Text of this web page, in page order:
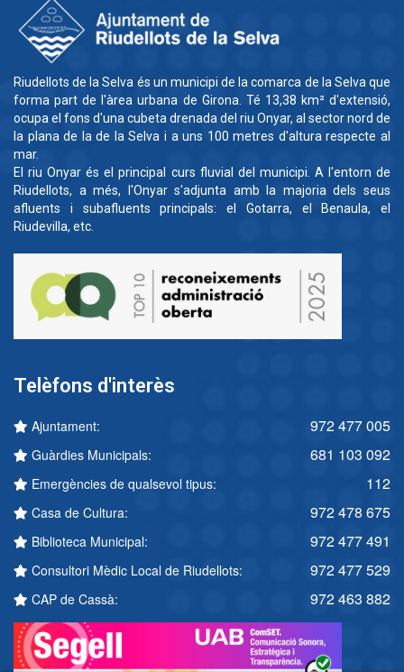
Riudellots de la Selva és un municipi de la comarca de la Selva que
forma part de l'àrea urbana de Girona. Té 13,38 km² d'extensió,
ocupa el fons d'una cubeta drenada del riu Onyar, al sector nord de
la plana de la de la Selva i a uns 100 metres d'altura respecte al
mar.
El riu Onyar és el principal curs fluvial del municipi. A l'entorn de
Riudellots, a més, l'Onyar s'adjunta amb la majoria dels seus
afluents i subafluents principals: el Gotarra, el Benaula, el
Riudevilla, etc.
Telèfons d'interès
Ajuntament: 972 477 005
Guàrdies Municipals: 681 103 092
Emergències de qualsevol tipus: 112
Casa de Cultura: 972 478 675
Biblioteca Municipal: 972 477 491
Consultori Mèdic Local de Riudellots: 972 477 529
CAP de Cassà: 972 463 882